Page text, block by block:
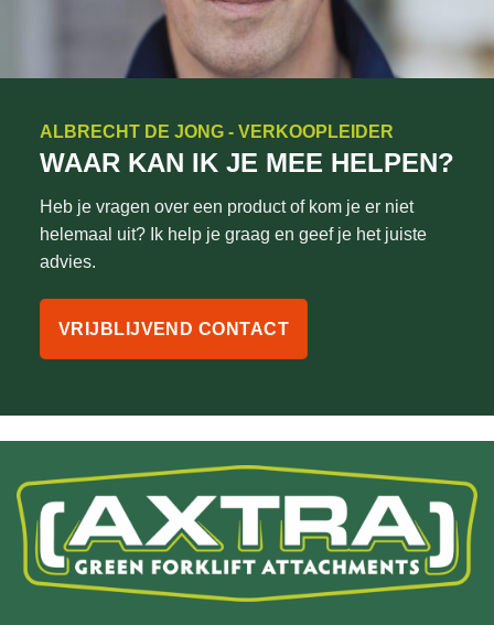
ALBRECHT DE JONG - VERKOOPLEIDER
WAAR KAN IK JE MEE HELPEN?
Heb je vragen over een product of kom je er niet
helemaal uit? Ik help je graag en geef je het juiste
advies.
VRIJBLIJVEND CONTACT